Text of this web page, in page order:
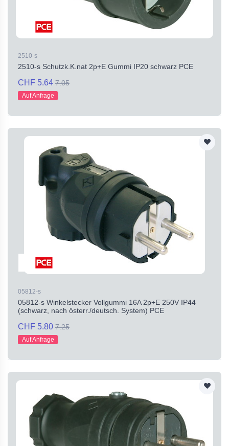
2510-s
2510-s Schutzk.K.nat 2p+E Gummi IP20 schwarz PCE
CHF 5.64 7.05
Auf Anfrage
05812-s
05812-s Winkelstecker Vollgummi 16A 2p+E 250V IP44
(schwarz, nach österr./deutsch. System) PCE
CHF 5.80 7.25
Auf Anfrage